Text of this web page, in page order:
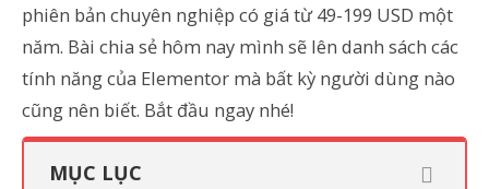
phiên bản chuyên nghiệp có giá từ 49-199 USD một
năm. Bài chia sẻ hôm nay mình sẽ lên danh sách các
tính năng của Elementor mà bất kỳ người dùng nào
cũng nên biết. Bắt đầu ngay nhé!
MỤC LỤC